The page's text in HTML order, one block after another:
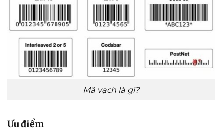
Mã vạch là gì?
Ưu điểm